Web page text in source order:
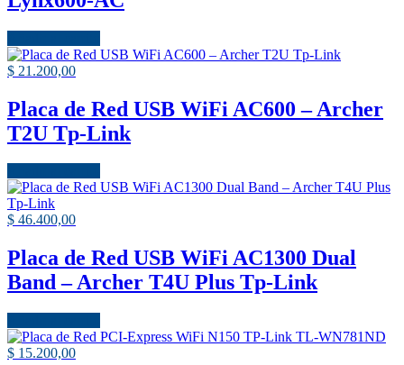
$ 21.200,00
Placa de Red USB WiFi AC600 – Archer
T2U Tp-Link
$ 46.400,00
Placa de Red USB WiFi AC1300 Dual
Band – Archer T4U Plus Tp-Link
$ 15.200,00